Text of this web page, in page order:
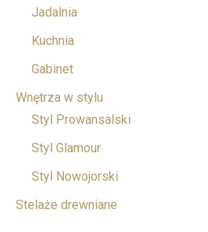
Jadalnia
Kuchnia
Gabinet
Wnętrza w stylu
Styl Prowansalski
Styl Glamour
Styl Nowojorski
Stelaże drewniane